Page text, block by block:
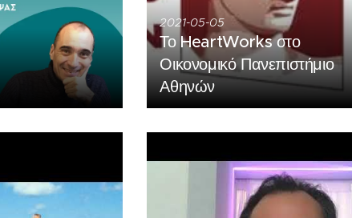
2021-05-05
Το HeartWorks στο
Οικονομικό Πανεπιστήμιο
Αθηνών